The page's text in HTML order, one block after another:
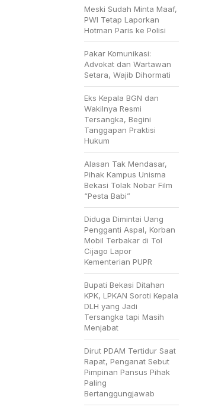
Meski Sudah Minta Maaf,
PWI Tetap Laporkan
Hotman Paris ke Polisi
Pakar Komunikasi:
Advokat dan Wartawan
Setara, Wajib Dihormati
Eks Kepala BGN dan
Wakilnya Resmi
Tersangka, Begini
Tanggapan Praktisi
Hukum
Alasan Tak Mendasar,
Pihak Kampus Unisma
Bekasi Tolak Nobar Film
“Pesta Babi”
Diduga Dimintai Uang
Pengganti Aspal, Korban
Mobil Terbakar di Tol
Cijago Lapor
Kementerian PUPR
Bupati Bekasi Ditahan
KPK, LPKAN Soroti Kepala
DLH yang Jadi
Tersangka tapi Masih
Menjabat
Dirut PDAM Tertidur Saat
Rapat, Penganat Sebut
Pimpinan Pansus Pihak
Paling
Bertanggungjawab